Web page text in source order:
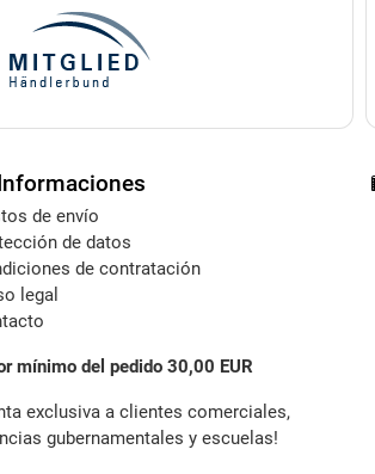
de envío
de datos
de contratación
legal
mínimo del pedido 30,00 EUR
exclusiva a clientes comerciales,
gubernamentales y escuelas!